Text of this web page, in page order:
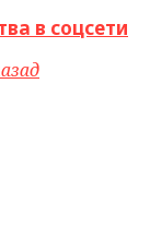
в соцсети